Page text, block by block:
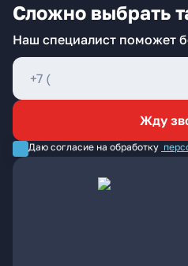
Сложно выбрать
Наш специалист поможет
Жду
Даю согласие на обработку